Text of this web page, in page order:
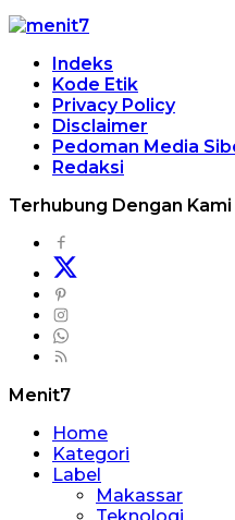
Indeks
Kode Etik
Privacy Policy
Disclaimer
Pedoman Media
Redaksi
Terhubung Dengan Kami
Menit7
Home
Kategori
Label
Makassar